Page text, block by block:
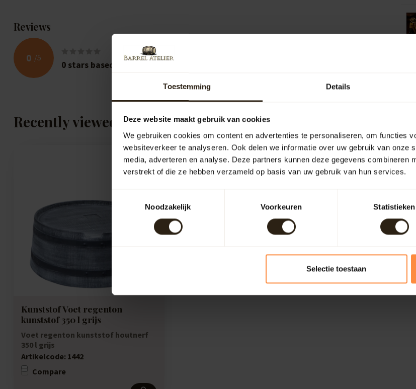
Toestemming Details
Deze website maakt gebruik van cookies
We gebruiken cookies om content en advertenties te personaliseren, om functies
websiteverkeer te analyseren. Ook delen we informatie over uw gebruik van onze
media, adverteren en analyse. Deze partners kunnen deze gegevens combineren
verstrekt of die ze hebben verzameld op basis van uw gebruik van hun services.
Noodzakelijk
Voorkeuren Statistieken
Selectie toestaan
Reviews
0 /5
0 stars based on
Recently viewed
Kunststof Voet regenton
kunststof 350 l grijs
Voet regenton kunststof houtnerf
350 l grijs
Artikelcode: 1442
Compare